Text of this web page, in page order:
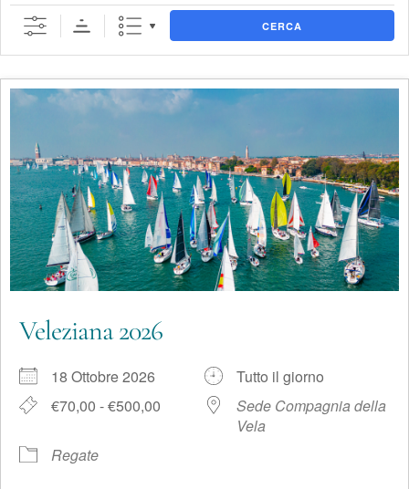
CERCA
Veleziana 2026
18 Ottobre 2026
Tutto il giorno
€70,00 - €500,00
Sede Compagnia della
Vela
Regate